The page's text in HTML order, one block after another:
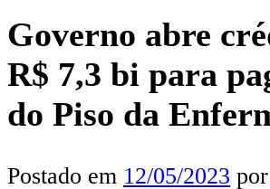
Governo abre
R$ 7,3 bi para
do Piso da
Postado em 12/05/2023 por